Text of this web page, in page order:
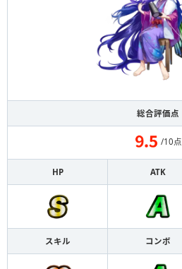
総合評価点
/10点
HP ATK
スキル コンボ